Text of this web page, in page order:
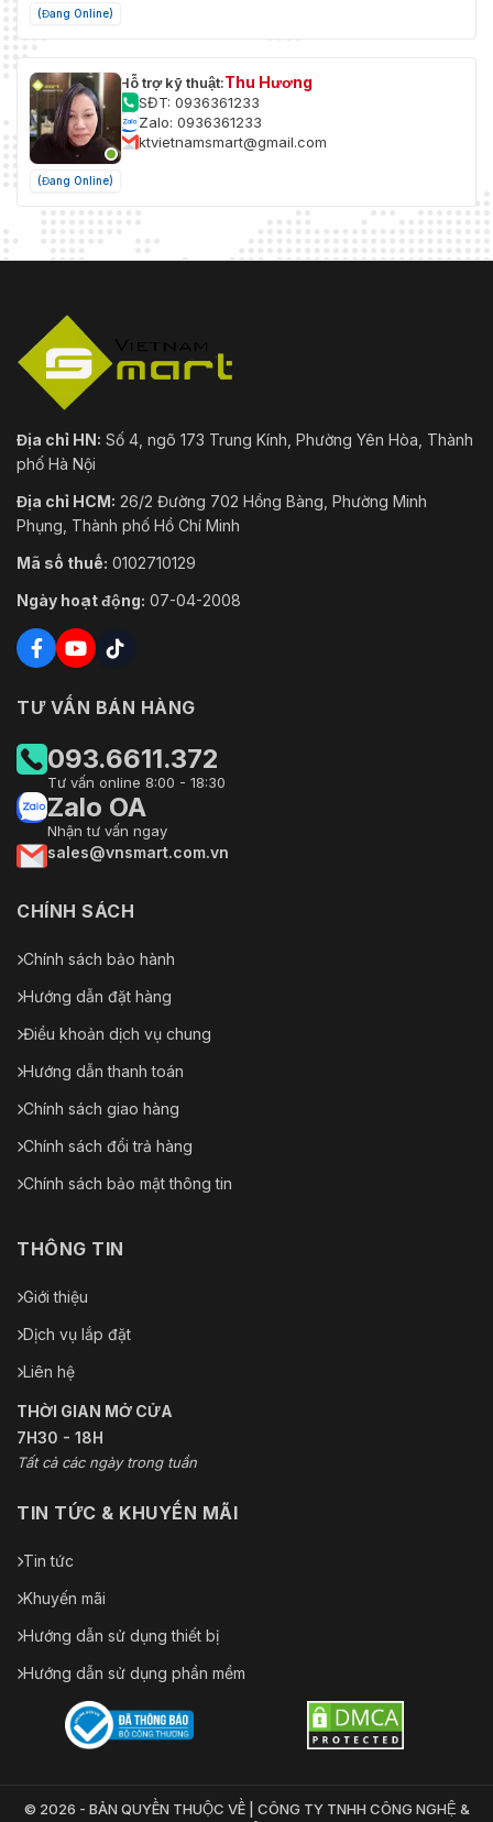
(Đang Online)
(Đang Online)
Hỗ trợ kỹ thuật:Thu Hương
SĐT: 0936361233
Zalo: 0936361233
ktvietnamsmart@gmail.com
Địa chỉ HN: Số 4, ngõ 173 Trung Kính, Phường Yên Hòa, Thành
phố Hà Nội
Địa chỉ HCM: 26/2 Đường 702 Hồng Bàng, Phường Minh
Phụng, Thành phố Hồ Chí Minh
Mã số thuế: 0102710129
Ngày hoạt động: 07-04-2008
TƯ VẤN BÁN HÀNG
093.6611.372
Tư vấn online 8:00 - 18:30
Zalo OA
Nhận tư vấn ngay
sales@vnsmart.com.vn
CHÍNH SÁCH
Chính sách bảo hành
Hướng dẫn đặt hàng
Điều khoản dịch vụ chung
Hướng dẫn thanh toán
Chính sách giao hàng
Chính sách đổi trả hàng
Chính sách bảo mật thông tin
THÔNG TIN
Giới thiệu
Dịch vụ lắp đặt
Liên hệ
THỜI GIAN MỞ CỬA
7H30 - 18H
Tất cả các ngày trong tuần
TIN TỨC & KHUYẾN MÃI
Tin tức
Khuyến mãi
Hướng dẫn sử dụng thiết bị
Hướng dẫn sử dụng phần mềm
© 2026 - BẢN QUYỀN THUỘC VỀ | CÔNG TY TNHH CÔNG NGHỆ &